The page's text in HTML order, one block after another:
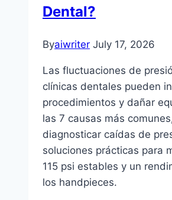
Dental?
Byaiwriter July 17, 2026
Las fluctuaciones de
clínicas dentales pueden
procedimientos y dañar
las 7 causas más
diagnosticar caídas de
soluciones prácticas para
115 psi estables y un
los handpieces.